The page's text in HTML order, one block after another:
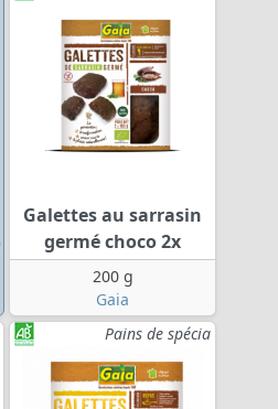
Galettes au sarrasin
germé choco 2x
200 g
Gaia
Pains de spécia